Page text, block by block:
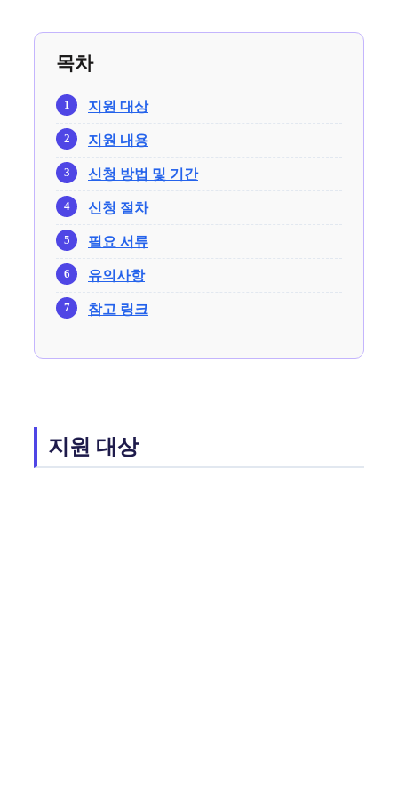
목차
지원 대상
지원 내용
신청 방법 및 기간
신청 절차
필요 서류
유의사항
참고 링크
지원 대상